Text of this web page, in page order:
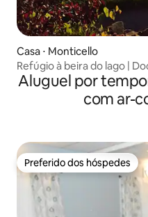
Casa ⋅ Monticello
Refúgio à beira do lago |
Aluguel por
com ar-
Preferido dos hóspedes
Preferido dos hóspedes